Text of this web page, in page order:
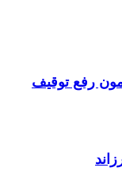
رفع توقیف